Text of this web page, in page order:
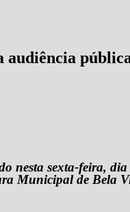
audiência
nesta sexta-feira,
Municipal de Bela